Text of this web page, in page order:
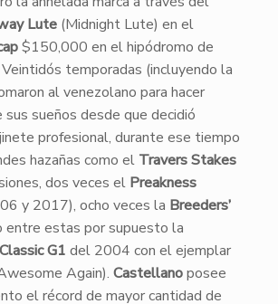
Lute(Midnight Lute) en el
$150,000 en el hipódromo de
temporadas (incluyendo la
al venezolano para hacer
sus sueños desde que decidió
profesional, durante ese tiempo
hazañas como el Travers Stakes
dos veces el Preakness
y 2017), ocho veces la Breeders’
estas por supuesto la
G1 del 2004 con el ejemplar
Again). Castellanoposee
el récord de mayor cantidad de